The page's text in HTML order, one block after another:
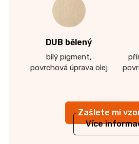
DUB bělený
bílý pigment,
povrchová úprava olej
Zašlete mi
Více